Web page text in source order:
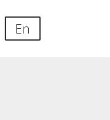
En